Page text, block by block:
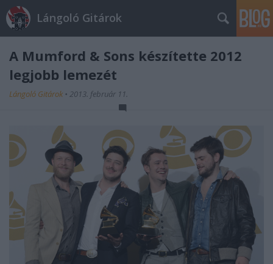
Lángoló Gitárok
A Mumford & Sons készítette 2012
legjobb lemezét
Lángoló Gitárok • 2013. február 11.